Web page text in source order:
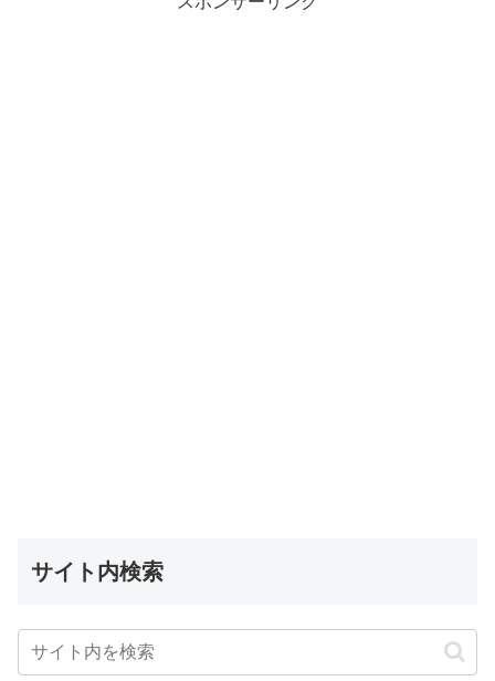
サイト内検索